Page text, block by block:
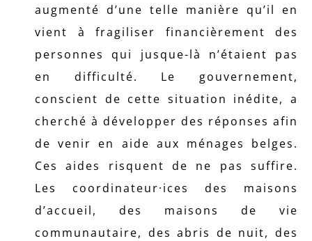
augmenté d’une telle manière qu’il en
vient à fragiliser financièrement des
personnes qui jusque-là n’étaient pas
en difficulté. Le gouvernement,
conscient de cette situation inédite, a
cherché à développer des réponses afin
de venir en aide aux ménages belges.
Ces aides risquent de ne pas suffire.
Les coordinateur·ices des maisons
d’accueil, des maisons de vie
communautaire, des abris de nuit, des